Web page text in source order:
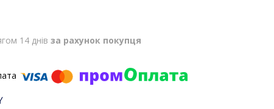
14 днів за рахунок покупця